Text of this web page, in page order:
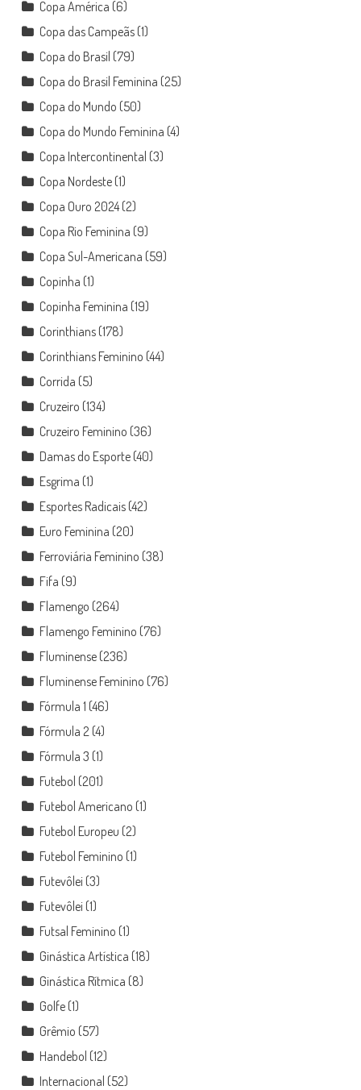
Copa América (6)
Copa das Campeãs(1)
Copa do Brasil (79)
Copa do Brasil Feminina (25)
Copa do Mundo (50)
Copa do Mundo Feminina (4)
Copa Intercontinental (3)
Copa Nordeste(1)
Copa Ouro 2024(2)
Copa Rio Feminina (9)
Copa Sul-Americana (59)
Copinha (1)
Copinha Feminina (19)
Corinthians(178)
Corinthians Feminino (44)
Corrida (5)
Cruzeiro (134)
Cruzeiro Feminino (36)
Damas do Esporte(40)
Esgrima (1)
Esportes Radicais(42)
Euro Feminina (20)
Ferroviária Feminino (38)
Fifa (9)
Flamengo (264)
Flamengo Feminino (76)
Fluminense(236)
Fluminense Feminino (76)
Fórmula 1 (46)
Fórmula 2 (4)
Fórmula 3 (1)
Futebol (201)
Futebol Americano (1)
Futebol Europeu (2)
Futebol Feminino (1)
Futevôlei (3)
Futevôlei (1)
Futsal Feminino (1)
Ginástica Artística (18)
Ginástica Rítmica (8)
Golfe(1)
Grêmio (57)
Handebol (12)
Internacional (52)